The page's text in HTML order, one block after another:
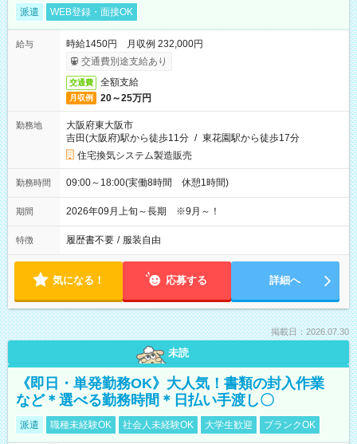
派遣 WEB登録・面接OK
給与
時給1450円 月収例 232,000円
交通費別途支給あり
交通費 全額支給
月収例 20～25万円
勤務地
大阪府東大阪市
吉田(大阪府)駅から徒歩11分 / 東花園駅から徒歩17分
住宅換気システム製造販売
勤務時間 09:00～18:00(実働8時間 休憩1時間)
期間 2026年09月上旬～長期 ※9月～！
特徴 履歴書不要 / 服装自由
気になる！ 応募する 詳細へ
掲載日：2026.07.30
未読
《即日・単発勤務OK》大人気！書類の封入作業
など＊選べる勤務時間＊日払い手渡し〇
派遣 職種未経験OK 社会人未経験OK 大学生歓迎 ブランクOK